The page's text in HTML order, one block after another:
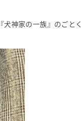
神家の一族』のごとく